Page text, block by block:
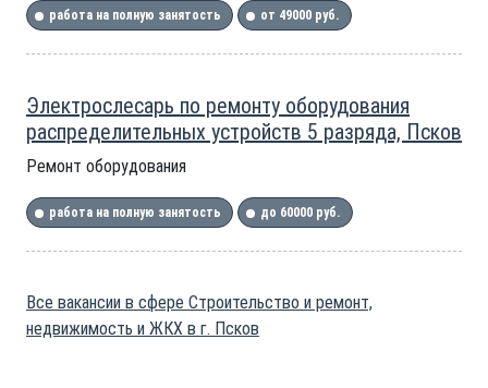
работа на полную занятость от 49000 руб.
Электрослесарь по ремонту оборудования
распределительных устройств 5 разряда, Псков
Ремонт оборудования
работа на полную занятость до 60000 руб.
Все вакансии в сфере Строительство и ремонт,
недвижимость и ЖКХ в г. Псков